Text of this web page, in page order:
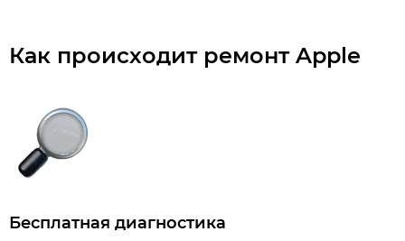
Как происходит ремонт Apple
Бесплатная диагностика